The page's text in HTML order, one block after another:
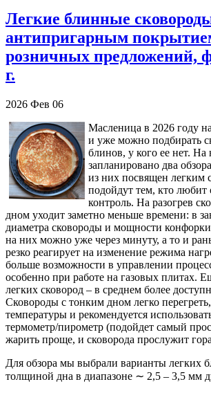
Легкие блинные
антипригарным
розничных предложений,
г.
2026 Фев 06
Масленица в 2026 году
и уже можно подбирать
блинов, у кого ее нет. На
запланировано два
из них посвящен легким
подойдут тем, кто любит
контроль. На разогрев
дном уходит заметно меньше времени: в
диаметра сковороды и мощности
на них можно уже через минуту, а то и
резко реагирует на изменение режима
больше возможности в управлении
особенно при работе на газовых плитах.
легких сковород – в среднем более
Сковороды с тонким дном легко
температуры и рекомендуется
термометр/пирометр (подойдет самый
жарить проще, и сковорода прослужит
Для обзора мы выбрали варианты легких
толщиной дна в диапазоне ∼ 2,5 – 3,5 мм